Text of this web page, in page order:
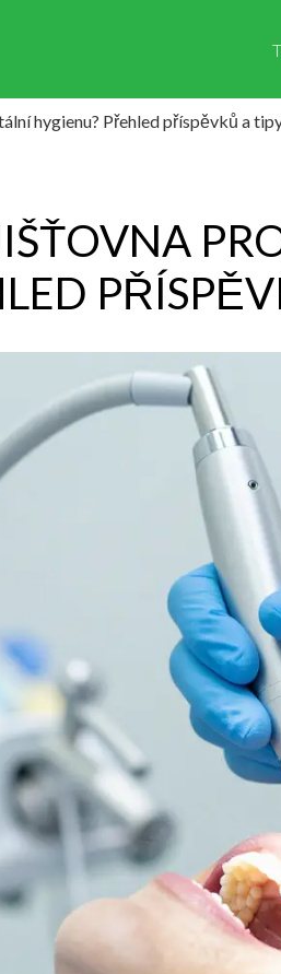
hygienu? Přehled příspěvků a